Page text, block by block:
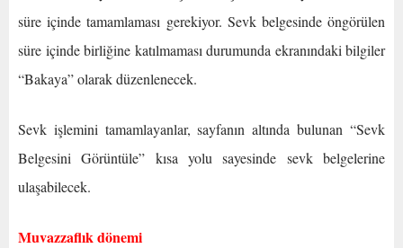
süre içinde tamamlaması gerekiyor. Sevk belgesinde öngörülen
süre içinde birliğine katılmaması durumunda ekranındaki bilgiler
“Bakaya” olarak düzenlenecek.
Sevk işlemini tamamlayanlar, sayfanın altında bulunan “Sevk
Belgesini Görüntüle” kısa yolu sayesinde sevk belgelerine
ulaşabilecek.
Muvazzaflık dönemi